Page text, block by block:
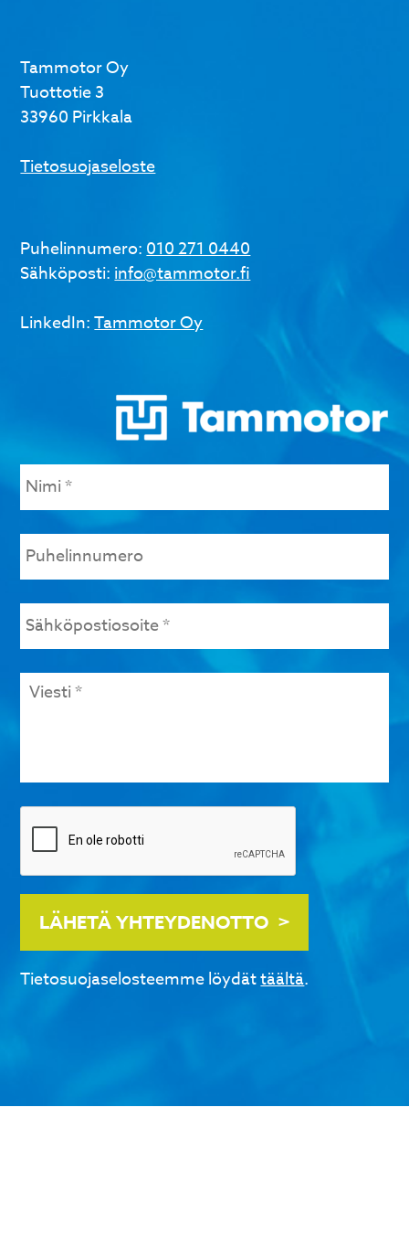
Tammotor Oy
Tuottotie 3
33960 Pirkkala
Tietosuojaseloste
Puhelinnumero:010 271 0440
Sähköposti:info@tammotor.fi
LinkedIn:Tammotor Oy
Nimi *
Puhelinnumero
Sähköpostiosoite *
Viesti *
Tarkistus
LÄHETÄ YHTEYDENOTTO
Tietosuojaselosteemme löydättäältä.